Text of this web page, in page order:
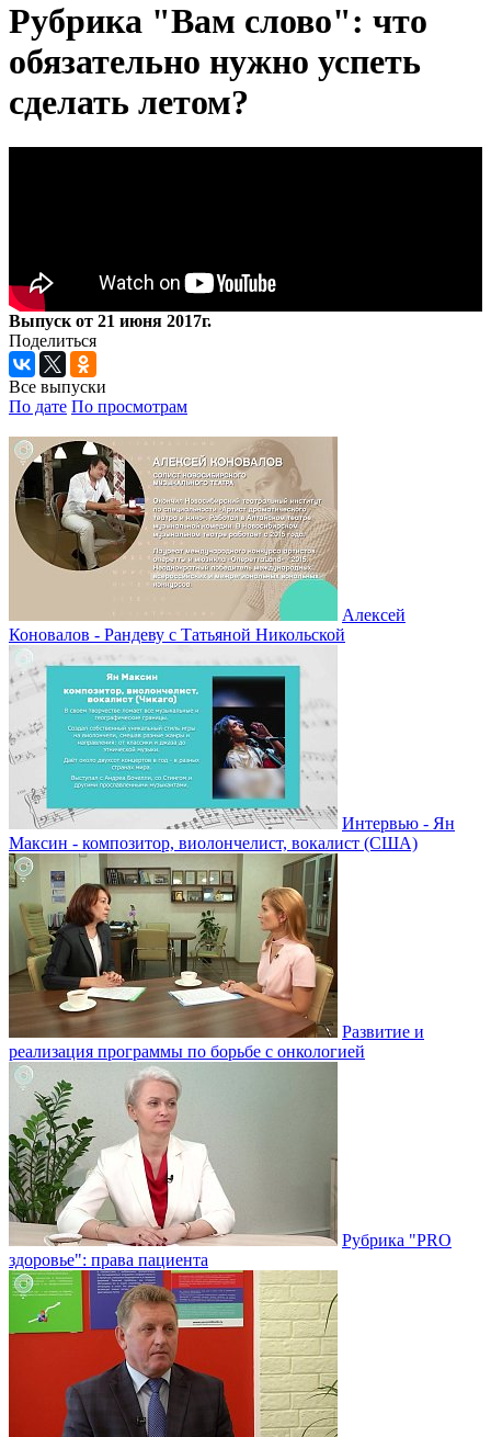
Рубрика "Вам слово": что
обязательно нужно успеть
сделать летом?
Выпуск от 21 июня 2017г.
Поделиться
Все выпуски
По дате По просмотрам
Алексей
Коновалов - Рандеву с Татьяной Никольской
Интервью - Ян
Максин - композитор, виолончелист, вокалист (США)
Развитие и
реализация программы по борьбе с онкологией
Рубрика "PRO
здоровье": права пациента